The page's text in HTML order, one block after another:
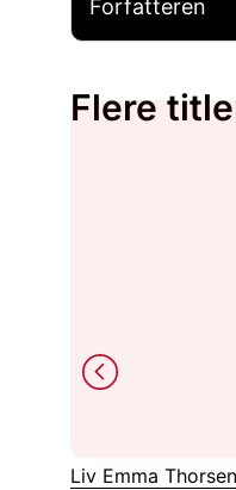
Forfatteren
Flere
Liv Emma Thorsen